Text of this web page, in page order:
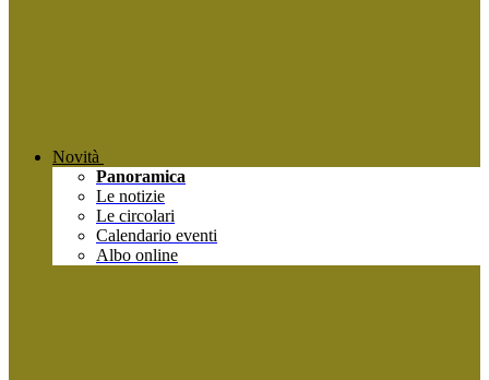
Novità
Panoramica
Le notizie
Le circolari
Calendario eventi
Albo online